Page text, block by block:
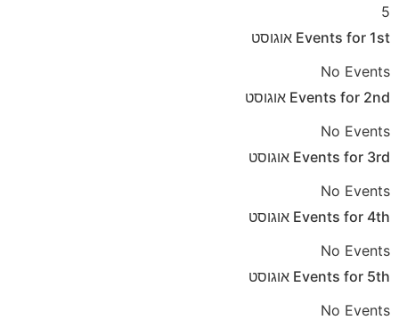
5
Events for 1st
אוגוסט
No Events
Events for 2nd
אוגוסט
No Events
Events for 3rd
אוגוסט
No Events
Events for 4th
אוגוסט
No Events
Events for 5th
אוגוסט
No Events